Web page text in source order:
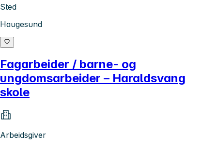
Sted
Haugesund
Fagarbeider / barne- og
ungdomsarbeider – Haraldsvang
skole
Arbeidsgiver